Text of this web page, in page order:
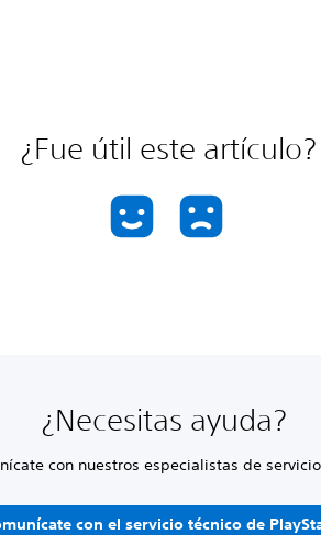
¿Fue útil este artículo?
¿Necesitas ayuda?
con nuestros especialistas de
con el servicio técnico de